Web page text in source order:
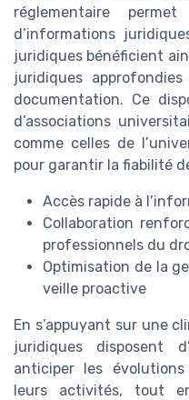
réglementaire
d’informations
juridiques bénéficient
juridiques
documentation. Ce
d’associations
comme celles de
pour garantir la fiabilité
Accès rapide à
Collaboration
professionnels du
Optimisation de la
veille proactive
En s’appuyant sur une
juridiques disposent
anticiper les
leurs activités, tout